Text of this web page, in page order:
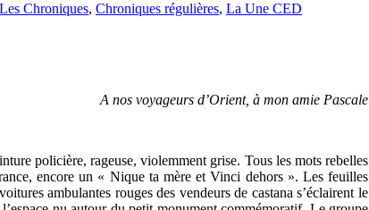
Les Chroniques, Chroniques régulières, La Une CED
A nos voyageurs d’Orient, à mon amie Pascale
policière, rageuse, violemment grise. Tous les mots rebelles
encore un « Nique ta mère et Vinci dehors ». Les feuilles
ambulantes rouges des vendeurs de castana s’éclairent le